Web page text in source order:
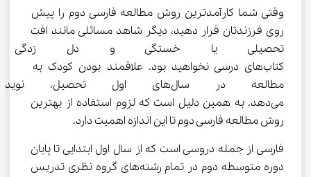
وقتی شما کارآمدترین روش مطالعه فارسی دوم را پیش
روی فرزندتان قرار دهید، دیگر شاهد مسائلی مانند افت
تحصیلی یا خستگی و دل زدگی
کتاب‌های درسی نخواهید بود. علاقمند بودن کودک به
مطالعه در سال‌های اول
می‌دهد. به همین دلیل است که لزوم استفاده از بهترین
روش مطالعه فارسی دوم تا این اندازه اهمیت دارد.
فارسی از جمله دروسی است که از سال اول ابتدایی تا پایان
دوره متوسطه دوم در تمام رشته‌های گروه نظری تدریس